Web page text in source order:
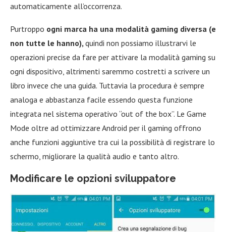
automaticamente all’occorrenza.
Purtroppo ogni marca ha una modalità gaming diversa (e
non tutte le hanno), quindi non possiamo illustrarvi le
operazioni precise da fare per attivare la modalità gaming su
ogni dispositivo, altrimenti saremmo costretti a scrivere un
libro invece che una guida. Tuttavia la procedura è sempre
analoga e abbastanza facile essendo questa funzione
integrata nel sistema operativo “out of the box”. Le Game
Mode oltre ad ottimizzare Android per il gaming offrono
anche funzioni aggiuntive tra cui la possibilità di registrare lo
schermo, migliorare la qualità audio e tanto altro.
Modificare le opzioni sviluppatore